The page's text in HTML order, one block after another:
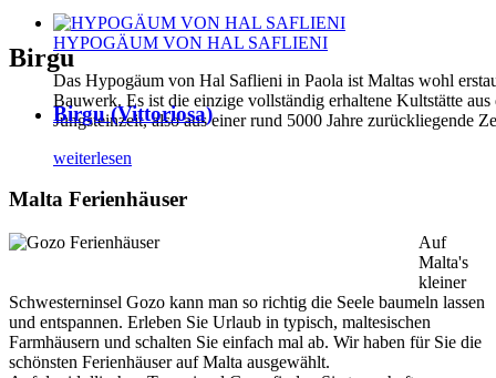
HYPOGÄUM VON HAL SAFLIENI
Das Hypogäum von Hal Saflieni in Paola ist Maltas wohl
Bauwerk. Es ist die einzige vollständig erhaltene Kultstätte aus
Jungsteinzeit, also aus einer rund 5000 Jahre zurückliegende
weiterlesen
Birgu
Birgu (Vittoriosa)
Malta Ferienhäuser
Auf
Malta's
kleiner
Schwesterninsel Gozo kann man so richtig die Seele baumeln lassen
und entspannen. Erleben Sie Urlaub in typisch, maltesischen
Farmhäusern und schalten Sie einfach mal ab. Wir haben für Sie die
schönsten Ferienhäuser auf Malta ausgewählt.